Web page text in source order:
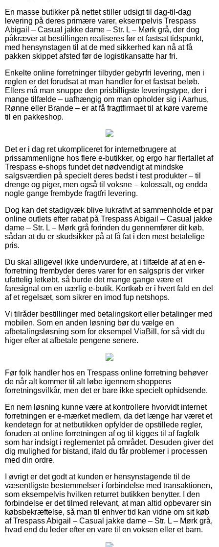
En masse butikker på nettet stiller udsigt til dag-til-dag
levering på deres primære varer, eksempelvis Trespass
Abigail – Casual jakke dame – Str. L – Mørk grå, der dog
påkræver at bestillingen realiseres før et fastsat tidspunkt,
med hensynstagen til at de med sikkerhed kan nå at få
pakken skippet afsted før de logistikansatte har fri.
Enkelte online forretninger tilbyder gebyrfri levering, men i
reglen er det forudsat at man handler for et fastsat beløb.
Ellers må man snuppe den prisbilligste leveringstype, der i
mange tilfælde – uafhængig om man opholder sig i Aarhus,
Rønne eller Brande – er at få fragtfirmaet til at køre varerne
til en pakkeshop.
Det er i dag ret ukompliceret for internetbrugere at
prissammenligne hos flere e-butikker, og ergo har flertallet af
Trespass e-shops fundet det nødvendigt at mindske
salgsværdien på specielt deres bedst i test produkter – til
drenge og piger, men også til voksne – kolossalt, og endda
nogle gange frembyde fragtfri levering.
Dog kan det stadigvæk blive lukrativt at sammenholde et par
online outlets efter rabat på Trespass Abigail – Casual jakke
dame – Str. L – Mørk grå forinden du gennemfører dit køb,
sådan at du er skudsikker på at få fat i den mest betalelige
pris.
Du skal alligevel ikke undervurdere, at i tilfælde af at en e-
forretning frembyder deres varer for en salgspris der virker
ufattelig letkøbt, så burde det mange gange være et
faresignal om en uærlig e-butik. Kortkøb er i hvert fald en del
af et regelsæt, som sikrer en imod fup netshops.
Vi tilråder bestillinger med betalingskort eller betalinger med
mobilen. Som en anden løsning bør du vælge en
afbetalingsløsning som for eksempel ViaBill, for så vidt du
higer efter at afbetale pengene senere.
Før folk handler hos en Trespass online forretning behøver
de når alt kommer til alt løbe igennem shoppens
forretningsvilkår, men det er bare ikke specielt ophidsende.
En nem løsning kunne være at kontrollere hvorvidt internet
forretningen er e-mærket medlem, da det længe har været et
kendetegn for at netbutikken opfylder de opstillede regler,
foruden at online forretningen af og til kigges til af fagfolk
som har indsigt i reglementet på området. Desuden giver det
dig mulighed for bistand, ifald du får problemer i processen
med din ordre.
I øvrigt er det godt at kunden er hensynstagende til de
væsentligste bestemmelser i forbindelse med transaktionen,
som eksempelvis hvilken returret butikken benytter. I den
forbindelse er det tilmed relevant, at man altid opbevarer sin
købsbekræftelse, så man til enhver tid kan vidne om sit køb
af Trespass Abigail – Casual jakke dame – Str. L – Mørk grå,
hvad end du leder efter en vare til en voksen eller et barn.